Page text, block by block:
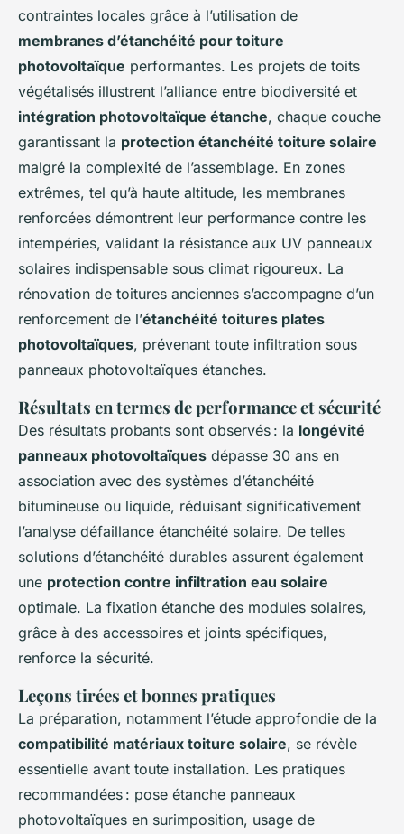
contraintes locales grâce à l’utilisation de
membranes d’étanchéité pour toiture
photovoltaïque performantes. Les projets de toits
végétalisés illustrent l’alliance entre biodiversité et
intégration photovoltaïque étanche, chaque couche
garantissant la protection étanchéité toiture solaire
malgré la complexité de l’assemblage. En zones
extrêmes, tel qu’à haute altitude, les membranes
renforcées démontrent leur performance contre les
intempéries, validant la résistance aux UV panneaux
solaires indispensable sous climat rigoureux. La
rénovation de toitures anciennes s’accompagne d’un
renforcement de l’étanchéité toitures plates
photovoltaïques, prévenant toute infiltration sous
panneaux photovoltaïques étanches.
Résultats en termes de performance et sécurité
Des résultats probants sont observés : la longévité
panneaux photovoltaïques dépasse 30 ans en
association avec des systèmes d’étanchéité
bitumineuse ou liquide, réduisant significativement
l’analyse défaillance étanchéité solaire. De telles
solutions d’étanchéité durables assurent également
une protection contre infiltration eau solaire
optimale. La fixation étanche des modules solaires,
grâce à des accessoires et joints spécifiques,
renforce la sécurité.
Leçons tirées et bonnes pratiques
La préparation, notamment l’étude approfondie de la
compatibilité matériaux toiture solaire, se révèle
essentielle avant toute installation. Les pratiques
recommandées : pose étanche panneaux
photovoltaïques en surimposition, usage de